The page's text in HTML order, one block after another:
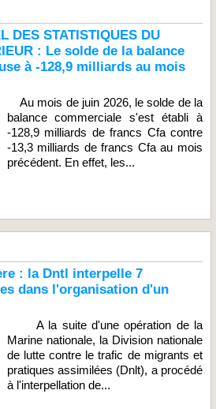
DES STATISTIQUES DU
: Le solde de la balance
à -128,9 milliards au mois
Au mois de juin 2026, le solde de la
balance commerciale s'est établi à
-128,9 milliards de francs Cfa contre
-13,3 milliards de francs Cfa au mois
précédent. En effet, les...
: la Dntl interpelle 7
dans l'organisation d'un
A la suite d'une opération de la
Marine nationale, la Division nationale
de lutte contre le trafic de migrants et
pratiques assimilées (Dnlt), a procédé
à l'interpellation de...